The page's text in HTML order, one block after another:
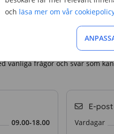
och läsa mer om vår
med flera olika
även ett formulär du kan
vanliga frågor och svar som
09.00-18.00
E-post
Vardagar